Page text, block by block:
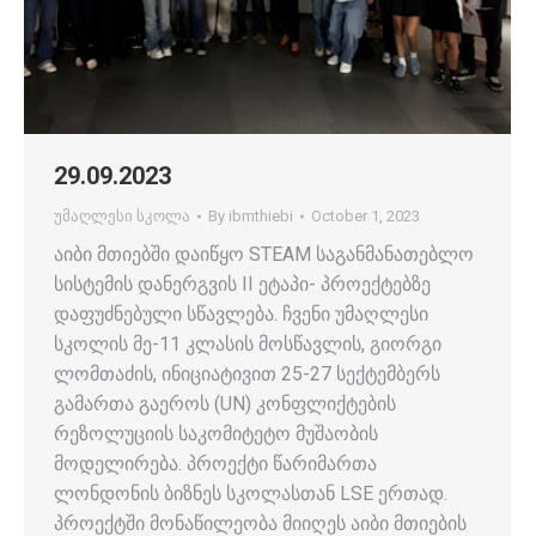
29.09.2023
უმაღლესი სკოლა By ibmthiebi October 1, 2023
აიბი მთიებში დაიწყო STEAM საგანმანათებლო
სისტემის დანერგვის II ეტაპი- პროექტებზე
დაფუძნებული სწავლება. ჩვენი უმაღლესი
სკოლის მე-11 კლასის მოსწავლის, გიორგი
ლომთაძის, ინიციატივით 25-27 სექტემბერს
გამართა გაეროს (UN) კონფლიქტების
რეზოლუციის საკომიტეტო მუშაობის
მოდელირება. პროექტი წარიმართა
ლონდონის ბიზნეს სკოლასთან LSE ერთად.
პროექტში მონაწილეობა მიიღეს აიბი მთიების